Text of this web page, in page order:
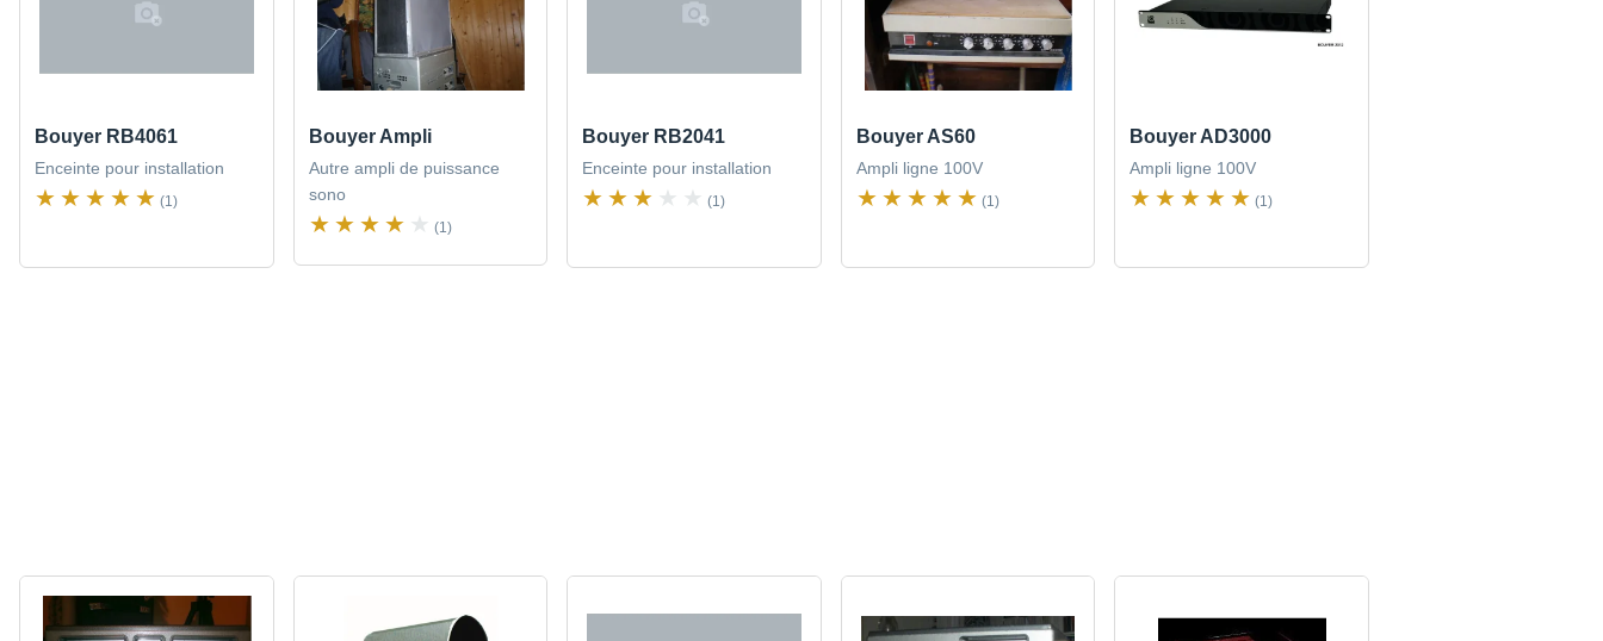
Bouyer RB4061
Enceinte pour installation
(1)
Bouyer Ampli
Autre ampli de puissance
sono
(1)
Bouyer RB2041
Enceinte pour installation
(1)
Bouyer AS60
Ampli ligne 100V
(1)
Bouyer AD3000
Ampli ligne 100V
(1)